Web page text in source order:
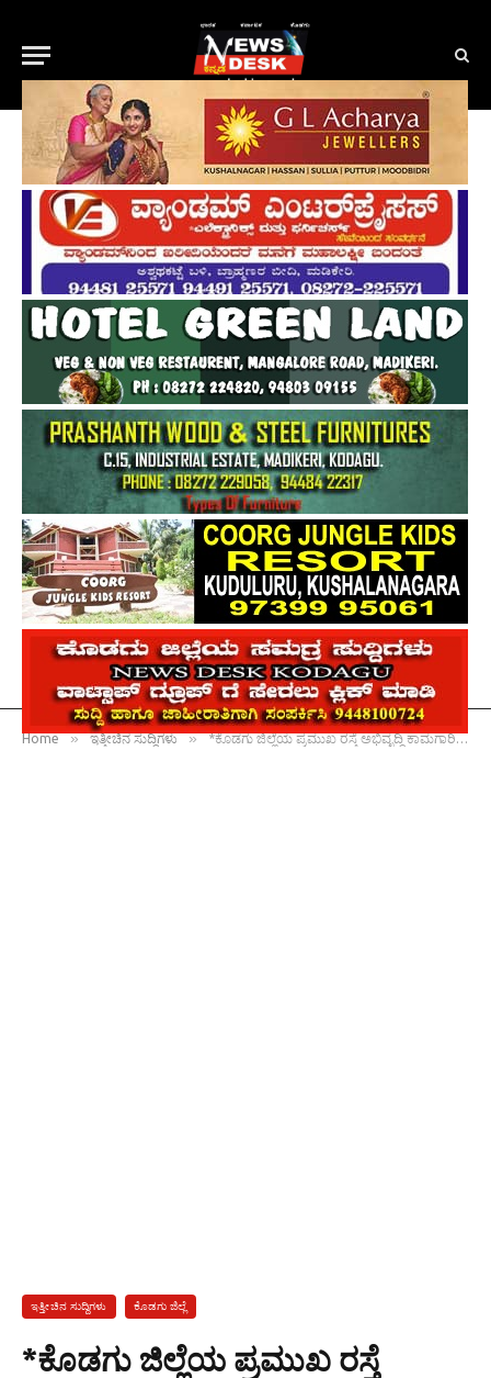
Home » ಇತ್ತೀಚಿನ ಸುದ್ದಿಗಳು » *ಕೊಡಗು ಜಿಲ್ಲೆಯ ಪ್ರಮುಖ ರಸ್ತೆ ಅಭಿವೃದ್ಧಿ ಕಾಮಗಾರಿಗಳಿಗೆ ಕೇಂದ್ರ ಸರ್ಕಾರದಿಂದ ಸಿಆರ್‌ಎಫ್ ಅಡಿಯಲ್ಲಿ ರೂ.22 ಕೋಟಿ ಮಂಜೂರು : ಸಂಸದ ಯದುವೀರ್ ಒಡೆಯರ್*
ಇತ್ತೀಚಿನ ಸುದ್ದಿಗಳು ಕೊಡಗು ಜಿಲ್ಲೆ
*ಕೊಡಗು ಜಿಲ್ಲೆಯ ಪ್ರಮುಖ ರಸ್ತೆ